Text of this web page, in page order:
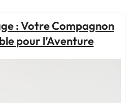
la
meilleure
: Votre Compagnon
pour l’Aventure